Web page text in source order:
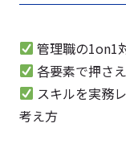
管理職の1on1
各要素で押さ
スキルを実務
考え方